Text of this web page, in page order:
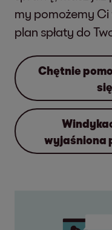
my pomożemy
plan spłaty do
Chętnie
wyjaśniona